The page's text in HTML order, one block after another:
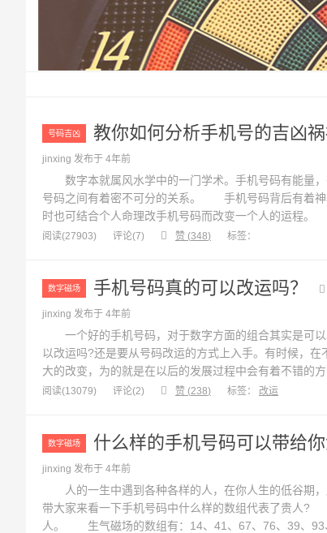
号码吉凶 教你如何分析手机号的吉凶
jinxing 发布于 4年前
数字本就属风水学中的一门学术。手机号码有能量，
号码之间有着密不可分的关系。 手机号码背后有着神
时也可结合个人命理改手机号码而改变一个人的运
结尾，那么一定出钱快、花钱多、留不住钱，容易负债
阅读(27903) 评论(7) 赞 (348) 标签：
数字磁场 手机号码真的可以改运吗？
jinxing 发布于 4年前
一个好的手机号码，对于数字方面的组合其实是可以
以改运吗?还是要从号码改运的方式上入手。有时候，
大的改变，为的就是在以后的发展过程中会有着不错
改运的情况下，就是改变自己的运气。对于未婚的人来
阅读(13079) 评论(2) 赞 (238) 标签： 改运
数字磁场 什么样的手机号码可以带给
jinxing 发布于 4年前
人的一生中遇到各种各样的人，在你人生的低谷期，
带大家来看一下手机号码中什么样的数组代表了贵人
人。 生气磁场的数组有：14、41、67、76、39、